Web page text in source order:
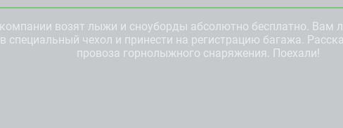
возят лыжи и сноуборды абсолютно бесплатно. Вам
специальный чехол и принести на регистрацию багажа.
провоза горнолыжного снаряжения. Поехали!